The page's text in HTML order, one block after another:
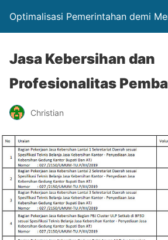
Optimalisasi Pemerintahan demi
Jasa Kebersihan dan
Profesionalitas
Christian